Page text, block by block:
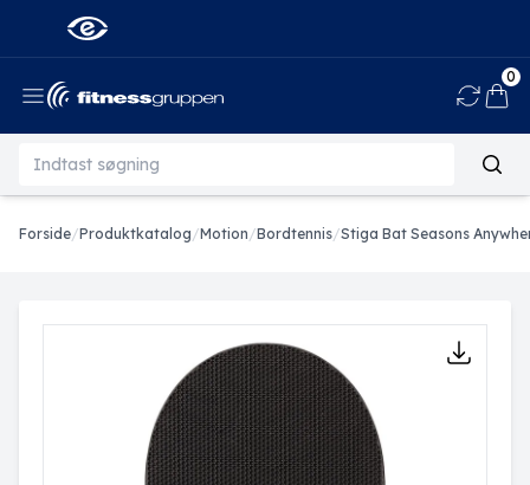
0
Forside/Produktkatalog/Motion/Bordtennis/Stiga Bat Seasons